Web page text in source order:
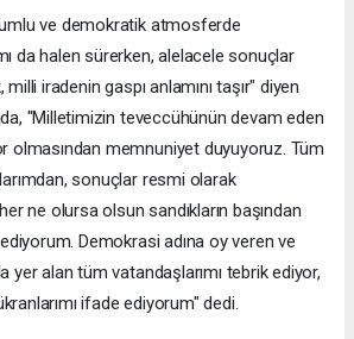
ve demokratik atmosferde
da halen sürerken, alelacele sonuçlar
iradenin gaspı anlamını taşır" diyen
"Milletimizin teveccühünün devam eden
olmasından memnuniyet duyuyoruz. Tüm
sonuçlar resmi olarak
ne olursa olsun sandıkların başından
ediyorum. Demokrasi adına oy veren ve
yer alan tüm vatandaşlarımı tebrik ediyor,
ifade ediyorum" dedi.